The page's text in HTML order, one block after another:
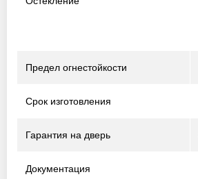
Предел огнестойкости
Срок изготовления
Гарантия на дверь
Документация